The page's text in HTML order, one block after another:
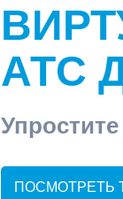
АТС
ПОСМОТРЕТЬ